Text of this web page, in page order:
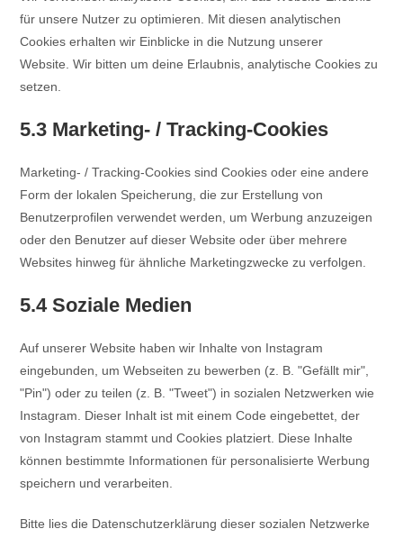
für unsere Nutzer zu optimieren. Mit diesen analytischen
Cookies erhalten wir Einblicke in die Nutzung unserer
Website. Wir bitten um deine Erlaubnis, analytische Cookies zu
setzen.
5.3 Marketing- / Tracking-Cookies
Marketing- / Tracking-Cookies sind Cookies oder eine andere
Form der lokalen Speicherung, die zur Erstellung von
Benutzerprofilen verwendet werden, um Werbung anzuzeigen
oder den Benutzer auf dieser Website oder über mehrere
Websites hinweg für ähnliche Marketingzwecke zu verfolgen.
5.4 Soziale Medien
Auf unserer Website haben wir Inhalte von Instagram
eingebunden, um Webseiten zu bewerben (z. B. "Gefällt mir",
"Pin") oder zu teilen (z. B. "Tweet") in sozialen Netzwerken wie
Instagram. Dieser Inhalt ist mit einem Code eingebettet, der
von Instagram stammt und Cookies platziert. Diese Inhalte
können bestimmte Informationen für personalisierte Werbung
speichern und verarbeiten.
Bitte lies die Datenschutzerklärung dieser sozialen Netzwerke